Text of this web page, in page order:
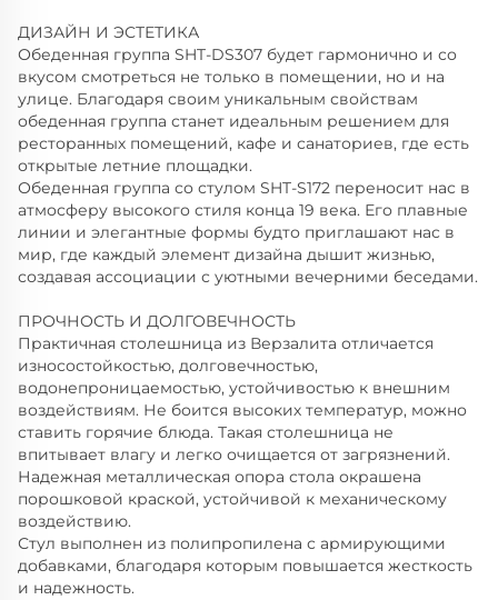
ДИЗАЙН И ЭСТЕТИКА
Обеденная группа SHT-DS307 будет гармонично и со
вкусом смотреться не только в помещении, но и на
улице. Благодаря своим уникальным свойствам
обеденная группа станет идеальным решением для
ресторанных помещений, кафе и санаториев, где есть
открытые летние площадки.
Обеденная группа со стулом SHT-S172 переносит нас в
атмосферу высокого стиля конца 19 века. Его плавные
линии и элегантные формы будто приглашают нас в
мир, где каждый элемент дизайна дышит жизнью,
создавая ассоциации с уютными вечерними беседами.
ПРОЧНОСТЬ И ДОЛГОВЕЧНОСТЬ
Практичная столешница из Верзалита отличается
износостойкостью, долговечностью,
водонепроницаемостью, устойчивостью к внешним
воздействиям. Не боится высоких температур, можно
ставить горячие блюда. Такая столешница не
впитывает влагу и легко очищается от загрязнений.
Надежная металлическая опора стола окрашена
порошковой краской, устойчивой к механическому
воздействию.
Стул выполнен из полипропилена с армирующими
добавками, благодаря которым повышается жесткость
и надежность.